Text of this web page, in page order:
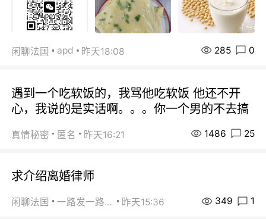
闲聊法国 apd 昨天18:08 285 0
遇到一个吃软饭的，我骂他吃软饭 他还不开
心，我说的是实话啊。。。你一个男的不去搞
真情秘密 匿名 昨天16:21 1486 25
求介绍离婚律师
闲聊法国 一路发一路发 昨天15:36 349 1